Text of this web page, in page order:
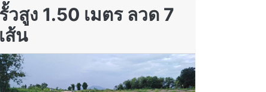
รั้วสูง 1.50 เมตร ลวด 7
เส้น